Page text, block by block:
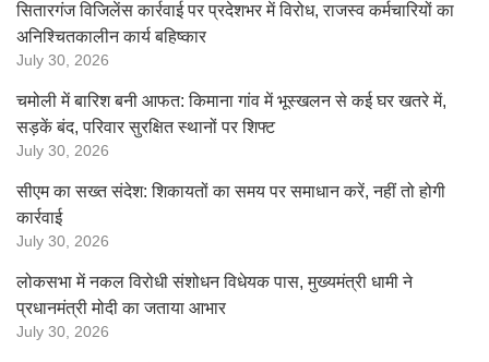
सितारगंज विजिलेंस कार्रवाई पर प्रदेशभर में विरोध, राजस्व कर्मचारियों का
अनिश्चितकालीन कार्य बहिष्कार
July 30, 2026
चमोली में बारिश बनी आफत: किमाना गांव में भूस्खलन से कई घर खतरे में,
सड़कें बंद, परिवार सुरक्षित स्थानों पर शिफ्ट
July 30, 2026
सीएम का सख्त संदेश: शिकायतों का समय पर समाधान करें, नहीं तो होगी
कार्रवाई
July 30, 2026
लोकसभा में नकल विरोधी संशोधन विधेयक पास, मुख्यमंत्री धामी ने
प्रधानमंत्री मोदी का जताया आभार
July 30, 2026